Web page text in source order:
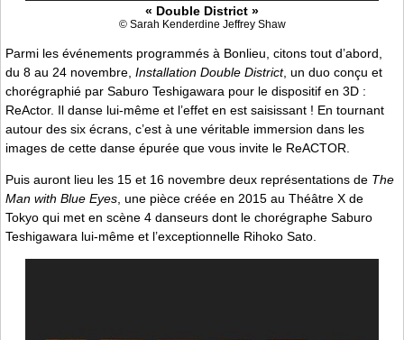
« Double District »
© Sarah Kenderdine Jeffrey Shaw
Parmi les événements programmés à Bonlieu, citons tout d’abord,
du 8 au 24 novembre, Installation Double District, un duo conçu et
chorégraphié par Saburo Teshigawara pour le dispositif en 3D :
ReActor. Il danse lui-même et l’effet en est saisissant ! En tournant
autour des six écrans, c’est à une véritable immersion dans les
images de cette danse épurée que vous invite le ReACTOR.
Puis auront lieu les 15 et 16 novembre deux représentations de The
Man with Blue Eyes , une pièce créée en 2015 au Théâtre X de
Tokyo qui met en scène 4 danseurs dont le chorégraphe Saburo
Teshigawara lui-même et l’exceptionnelle Rihoko Sato.